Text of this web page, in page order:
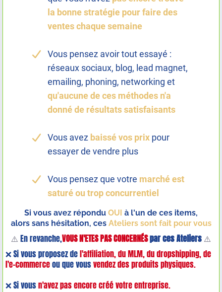
la bonne stratégie pour faire des
ventes chaque semaine
Vous pensez avoir tout essayé :
réseaux sociaux, blog, lead magnet,
emailing, phoning, networking et
qu'aucune de ces méthodes n'a
donné de résultats satisfaisants
Vous avez baissé vos prix pour
essayer de vendre plus
Vous pensez que votre marché est
saturé ou trop concurrentiel
Si vous avez répondu OUI à l'un de ces items,
alors sans hésitation, ces Ateliers sont fait pour vous
⚠️ En revanche,VOUS N'ETES PAS CONCERNÉSpar ces Ateliers ⚠️
❌ Si vous proposez del'affiliation, du MLM, du dropshipping, de
l'e-commerceou que vousvendez des produits physiques.
❌ Si vousn'avez pas encore créé votre entreprise.